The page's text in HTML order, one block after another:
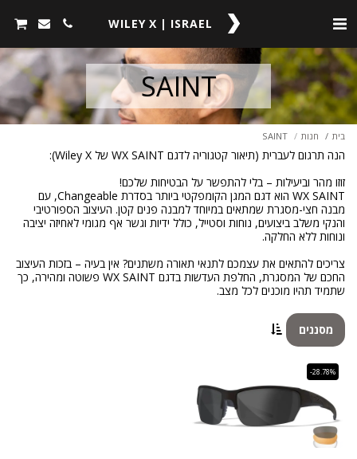
WILEY X | ISRAEL
SAINT
בית חנות SAINT
WX SAINT הוא דגם המגן הקומפקטי ביותר בסדרת Changeable, עם
מבנה חצי-מסגרת שמתאים במיוחד למבנה פנים קטן. העיצוב הספורטיבי
והנקי משלב ביצועים, נוחות וסטייל, כולל ידיות וגשר אף מגומי לאחיזה יציבה
צריכים להתאים את עצמכם לתנאי תאורה משתנים? אין בעיה – בזכות העיצוב
החכם של המסגרת, החלפת העדשות בדגם WX SAINT פשוטה ומהירה, כך
שתמיד תהיו מוכנים לכל מצב.
מסננים
-28.78%